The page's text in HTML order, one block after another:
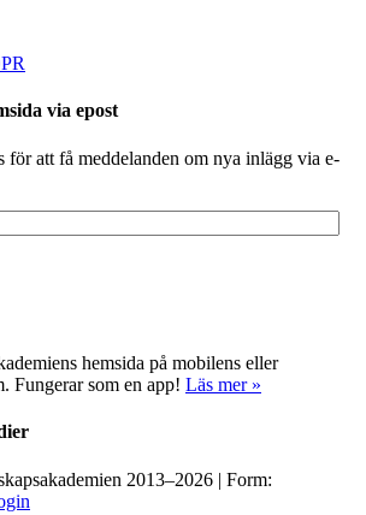
via epost
för att få meddelanden om nya inlägg via e-
hemsida på mobilens eller
Fungerar som en app! Läs mer »
2013–2026 | Form: